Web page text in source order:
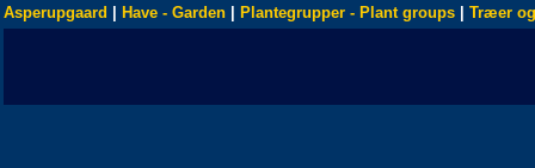
Asperupgaard Have - Garden Plantegrupper - Plant groups Træer